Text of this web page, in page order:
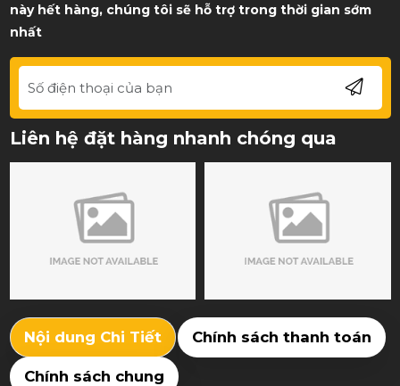
này hết hàng, chúng tôi sẽ hỗ trợ trong thời gian sớm
nhất
Liên hệ đặt hàng nhanh chóng qua
Nội dung Chi Tiết Chính sách thanh toán
Chính sách chung